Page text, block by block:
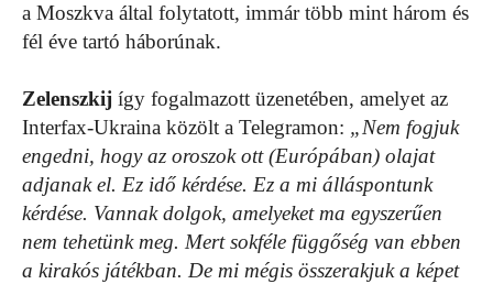
a Moszkva által folytatott, immár több mint három és
fél éve tartó háborúnak.
Zelenszkij így fogalmazott üzenetében, amelyet az
Interfax-Ukraina közölt a Telegramon: „Nem fogjuk
engedni, hogy az oroszok ott (Európában) olajat
adjanak el. Ez idő kérdése. Ez a mi álláspontunk
kérdése. Vannak dolgok, amelyeket ma egyszerűen
nem tehetünk meg. Mert sokféle függőség van ebben
a kirakós játékban. De mi mégis összerakjuk a képet